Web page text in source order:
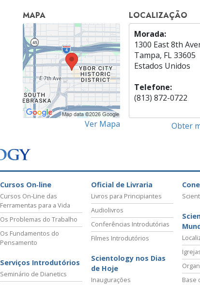
MAPA
Ver Mapa
LOCALIZAÇÃO
Morada:
1300 East 8th
Tampa, FL 33605
Estados Unidos
Telefone:
(813) 872-0722
Obter
Cursos On‑line
Cursos On‑Line das
Ferramentas para a Vida
Os Problemas do Trabalho
Os Fundamentos do
Pensamento
Serviços Introdutórios
Seminário de Dianetics
Oficial de Livraria
Livros para Principiantes
Audiolivros
Conferências Introdutórias
Filmes Introdutórios
Scientology nos Dias
de Hoje
Inaugurações
Base